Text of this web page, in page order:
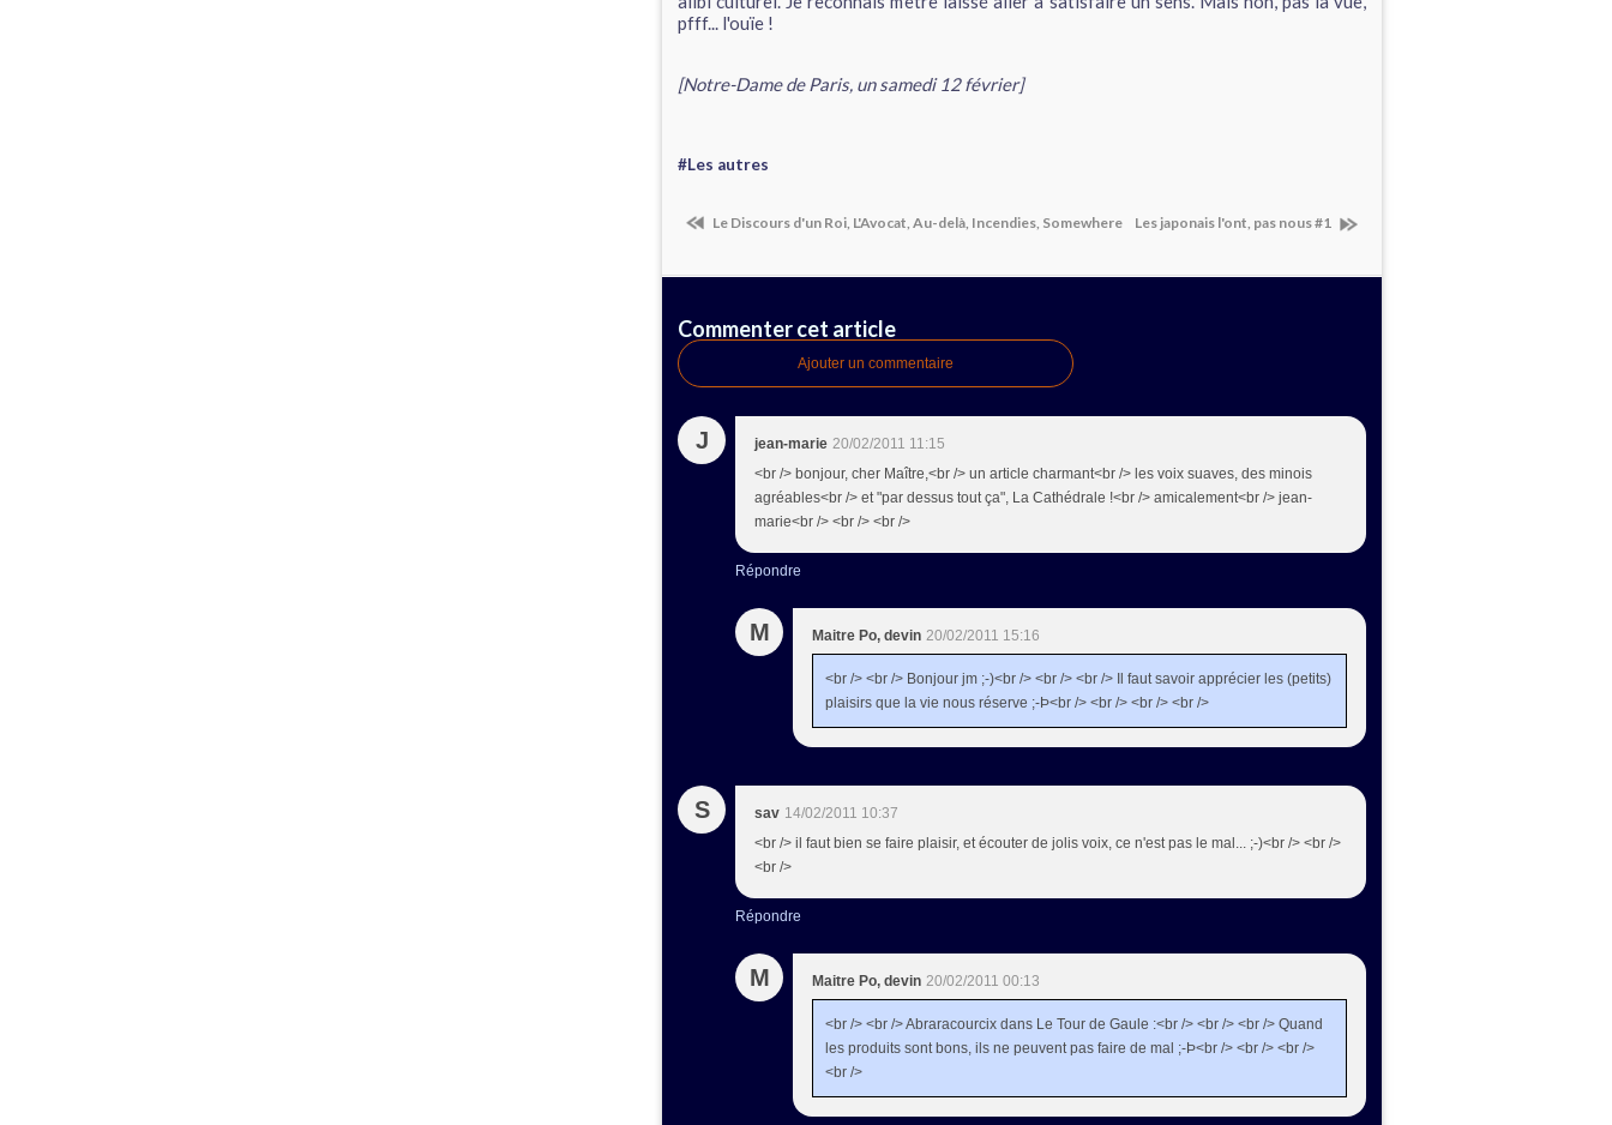
pfff... l'ouïe !
[Notre-Dame de Paris, un samedi 12 février]
#Les autres
Le Discours d'un Roi, L'Avocat, Au-delà, Incendies, Somewhere Les japonais l'ont, pas nous #1
Commenter cet article
Ajouter un commentaire
J jean-marie 20/02/2011 11:15
<br /> bonjour, cher Maître,<br /> un article charmant<br /> les voix suaves, des minois
agréables<br /> et "par dessus tout ça", La Cathédrale !<br /> amicalement<br /> jean-
marie<br /> <br /> <br />
Répondre
M Maitre Po, devin 20/02/2011 15:16
<br /> <br /> Bonjour jm ;-)<br /> <br /> <br /> Il faut savoir apprécier les (petits)
plaisirs que la vie nous réserve ;-Þ<br /> <br /> <br /> <br />
S sav 14/02/2011 10:37
<br /> il faut bien se faire plaisir, et écouter de jolis voix, ce n'est pas le mal... ;-)<br /> <br />
<br />
Répondre
M Maitre Po, devin 20/02/2011 00:13
<br /> <br /> Abraracourcix dans Le Tour de Gaule :<br /> <br /> <br /> Quand
les produits sont bons, ils ne peuvent pas faire de mal ;-Þ<br /> <br /> <br />
<br />